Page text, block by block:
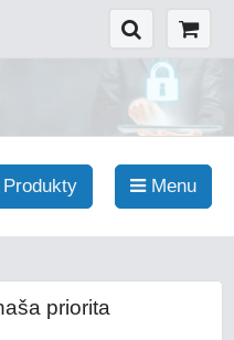
Menu
priorita